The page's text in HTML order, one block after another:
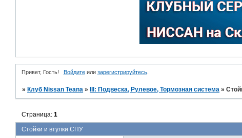
Привет, Гость! Войдитеили зарегистрируйтесь.
» Клуб Nissan Teana » III: Подвеска, Рулевое, Тормозная система »
Стойки и втулки СПУ
Страница:1